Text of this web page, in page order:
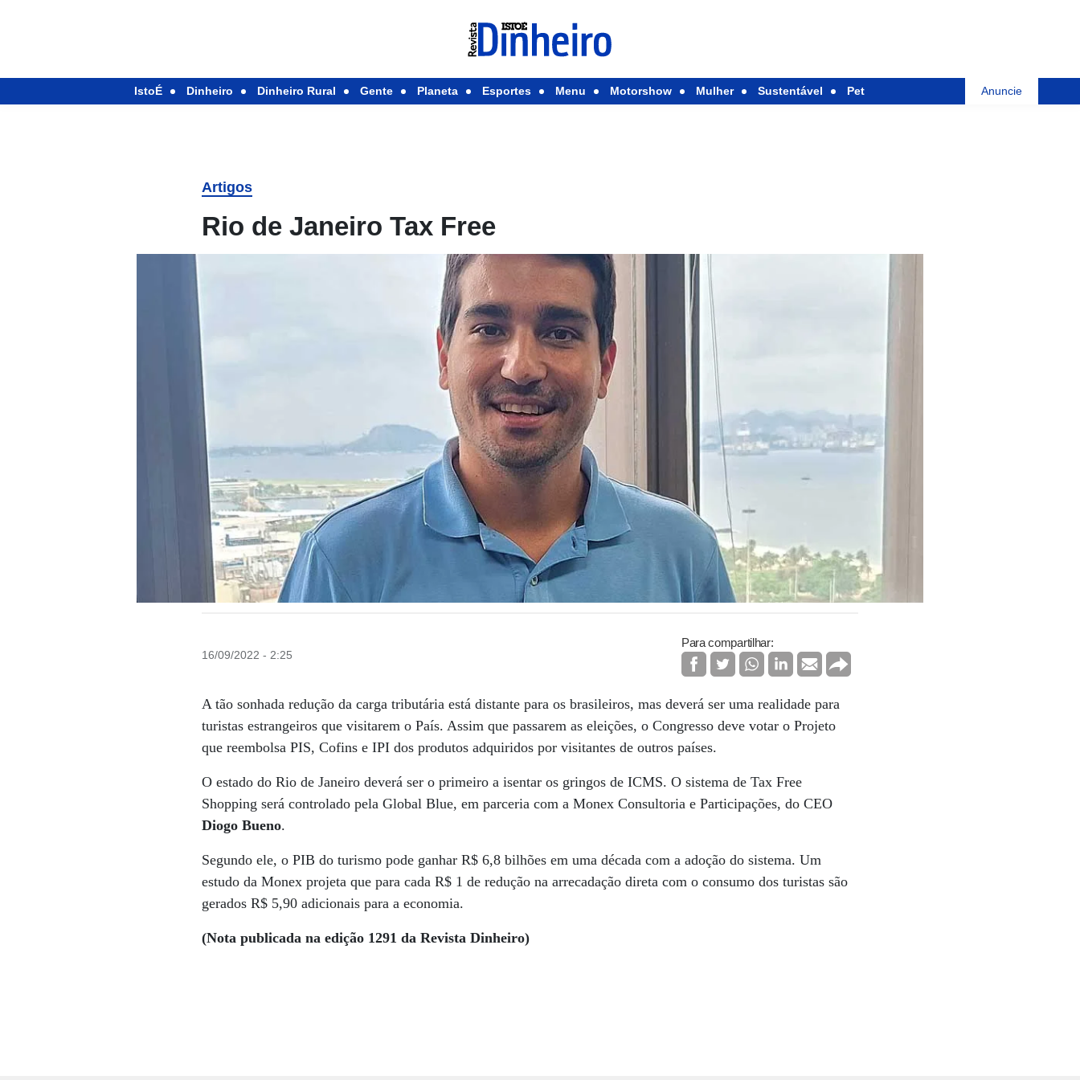
IstoÉ Dinheiro Dinheiro Rural Gente Planeta Esportes Menu Motorshow Mulher Sustentável Pet Anuncie
Artigos
Rio de Janeiro Tax Free
16/09/2022 - 2:25
Para compartilhar:
A tão sonhada redução da carga tributária está distante para os brasileiros, mas deverá ser uma realidade para
turistas estrangeiros que visitarem o País. Assim que passarem as eleições, o Congresso deve votar o Projeto
que reembolsa PIS, Cofins e IPI dos produtos adquiridos por visitantes de outros países.
O estado do Rio de Janeiro deverá ser o primeiro a isentar os gringos de ICMS. O sistema de Tax Free
Shopping será controlado pela Global Blue, em parceria com a Monex Consultoria e Participações, do CEO
Diogo Bueno.
Segundo ele, o PIB do turismo pode ganhar R$ 6,8 bilhões em uma década com a adoção do sistema. Um
estudo da Monex projeta que para cada R$ 1 de redução na arrecadação direta com o consumo dos turistas são
gerados R$ 5,90 adicionais para a economia.
(Nota publicada na edição 1291 da Revista Dinheiro)